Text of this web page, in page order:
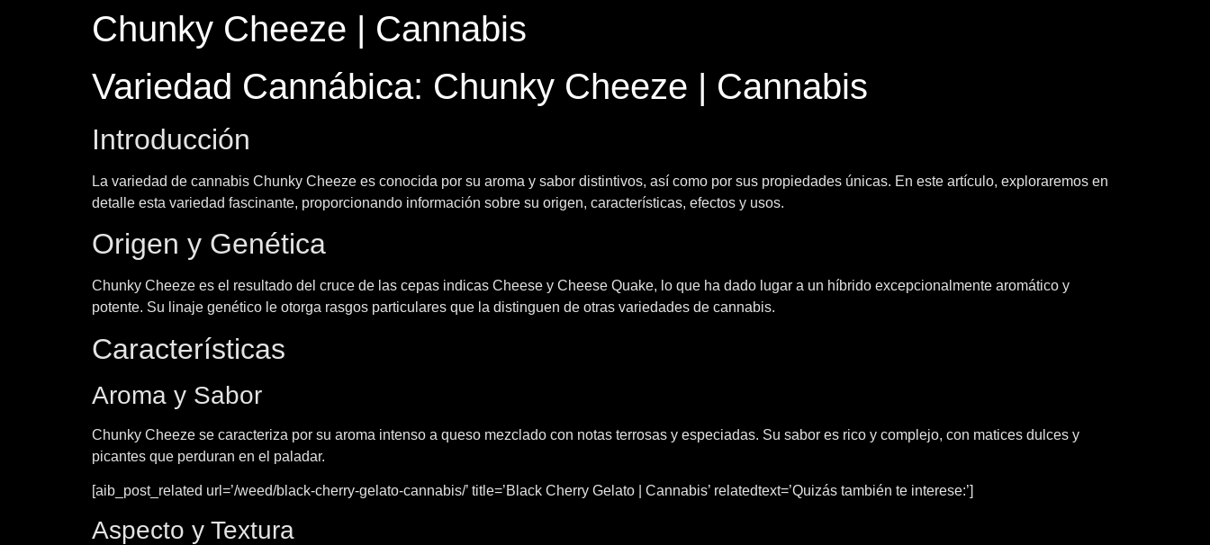
Chunky Cheeze | Cannabis
Variedad Cannábica: Chunky Cheeze | Cannabis
Introducción
La variedad de cannabis Chunky Cheeze es conocida por su aroma y sabor distintivos, así como por sus propiedades únicas. En este artículo, exploraremos en
detalle esta variedad fascinante, proporcionando información sobre su origen, características, efectos y usos.
Origen y Genética
Chunky Cheeze es el resultado del cruce de las cepas indicas Cheese y Cheese Quake, lo que ha dado lugar a un híbrido excepcionalmente aromático y
potente. Su linaje genético le otorga rasgos particulares que la distinguen de otras variedades de cannabis.
Características
Aroma y Sabor
Chunky Cheeze se caracteriza por su aroma intenso a queso mezclado con notas terrosas y especiadas. Su sabor es rico y complejo, con matices dulces y
picantes que perduran en el paladar.
[aib_post_related url=’/weed/black-cherry-gelato-cannabis/’ title=’Black Cherry Gelato | Cannabis’ relatedtext=’Quizás también te interese:’]
Aspecto y Textura